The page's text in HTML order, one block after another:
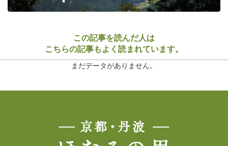
この記事を読んだ人は
こちらの記事もよく読まれています。
まだデータがありません。